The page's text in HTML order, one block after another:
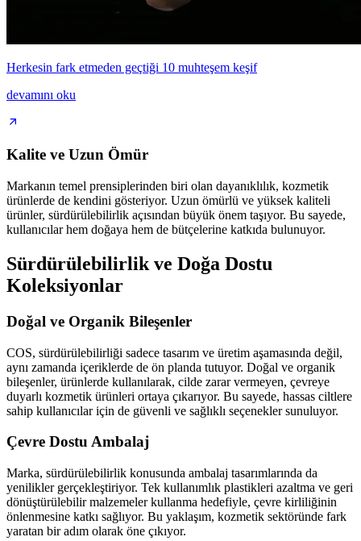
Herkesin fark etmeden geçtiği 10 muhteşem keşif
devamını oku
Kalite ve Uzun Ömür
Markanın temel prensiplerinden biri olan dayanıklılık, kozmetik
ürünlerde de kendini gösteriyor. Uzun ömürlü ve yüksek kaliteli
ürünler, sürdürülebilirlik açısından büyük önem taşıyor. Bu sayede,
kullanıcılar hem doğaya hem de bütçelerine katkıda bulunuyor.
Sürdürülebilirlik ve Doğa Dostu
Koleksiyonlar
Doğal ve Organik Bileşenler
COS, sürdürülebilirliği sadece tasarım ve üretim aşamasında değil,
aynı zamanda içeriklerde de ön planda tutuyor. Doğal ve organik
bileşenler, ürünlerde kullanılarak, cilde zarar vermeyen, çevreye
duyarlı kozmetik ürünleri ortaya çıkarıyor. Bu sayede, hassas ciltlere
sahip kullanıcılar için de güvenli ve sağlıklı seçenekler sunuluyor.
Çevre Dostu Ambalaj
Marka, sürdürülebilirlik konusunda ambalaj tasarımlarında da
yenilikler gerçekleştiriyor. Tek kullanımlık plastikleri azaltma ve geri
dönüştürülebilir malzemeler kullanma hedefiyle, çevre kirliliğinin
önlenmesine katkı sağlıyor. Bu yaklaşım, kozmetik sektöründe fark
yaratan bir adım olarak öne çıkıyor.